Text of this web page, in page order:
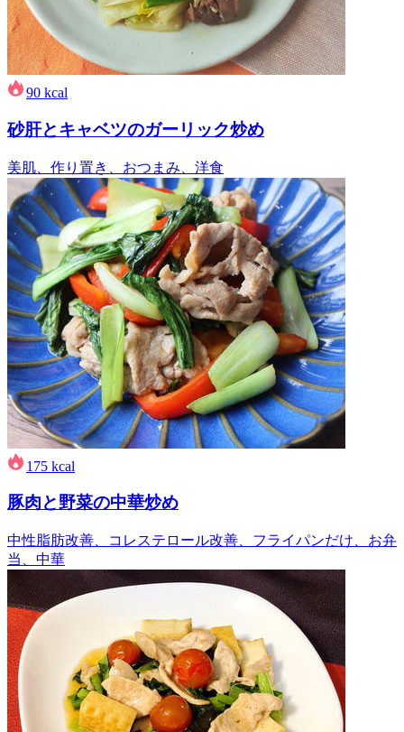
90 kcal
砂肝とキャベツのガーリック炒め
美肌、作り置き、おつまみ、洋食
175 kcal
豚肉と野菜の中華炒め
中性脂肪改善、コレステロール改善、フライパンだけ、お弁
当、中華